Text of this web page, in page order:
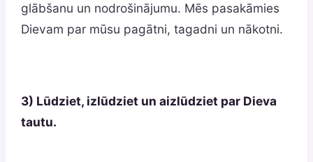
glābšanu un nodrošinājumu. Mēs pasakāmies
Dievam par mūsu pagātni, tagadni un nākotni.
3) Lūdziet, izlūdziet un aizlūdziet par Dieva
tautu.